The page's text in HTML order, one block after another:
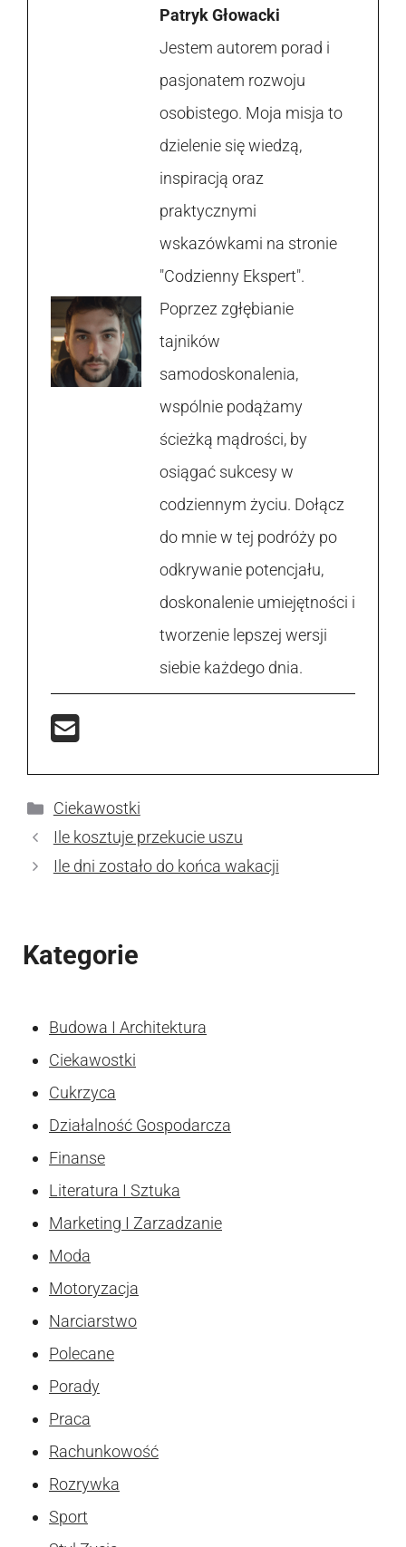
Patryk Głowacki
Jestem autorem porad i
pasjonatem rozwoju
osobistego. Moja misja to
dzielenie się wiedzą,
inspiracją oraz
praktycznymi
wskazówkami na stronie
"Codzienny Ekspert".
Poprzez zgłębianie
tajników
samodoskonalenia,
wspólnie podążamy
ścieżką mądrości, by
osiągać sukcesy w
codziennym życiu. Dołącz
do mnie w tej podróży po
odkrywanie potencjału,
doskonalenie umiejętności i
tworzenie lepszej wersji
siebie każdego dnia.
Kategorie
Ciekawostki
Ile kosztuje przekucie uszu
Ile dni zostało do końca wakacji
Kategorie
Budowa I Architektura
Ciekawostki
Cukrzyca
Działalność Gospodarcza
Finanse
Literatura I Sztuka
Marketing I Zarzadzanie
Moda
Motoryzacja
Narciarstwo
Polecane
Porady
Praca
Rachunkowość
Rozrywka
Sport